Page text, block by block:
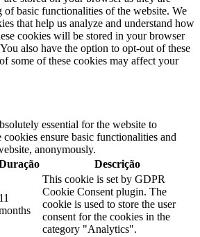
of basic functionalities of the website. We
that help us analyze and understand how
cookies will be stored in your browser
also have the option to opt-out of these
some of these cookies may affect your
essential for the website to
ensure basic functionalities and
anonymously.
Descrição
11
This cookie is set by GDPR
Cookie Consent plugin. The
cookie is used to store the user
consent for the cookies in the
category "Analytics".